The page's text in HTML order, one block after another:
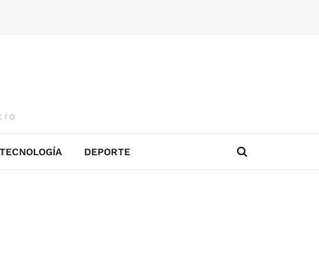
TECNOLOGÍA DEPORTE